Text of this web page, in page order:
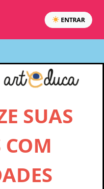
ENTRAR
SUAS